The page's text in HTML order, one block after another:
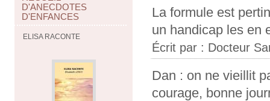
D'ANECDOTES
D'ENFANCES
ELISA RACONTE
La formule est
un handicap les en
Écrit par : Docteur
Dan : on ne vieillit
courage, bonne